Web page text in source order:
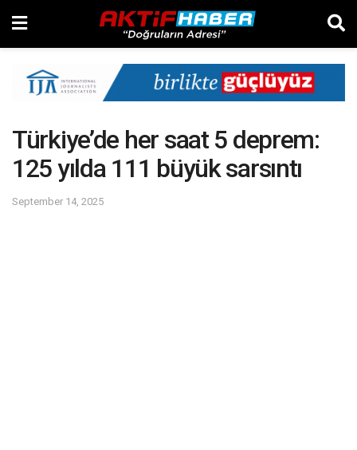
Türkiye’de her saat 5 deprem:
125 yılda 111 büyük sarsıntı
September 14, 2025